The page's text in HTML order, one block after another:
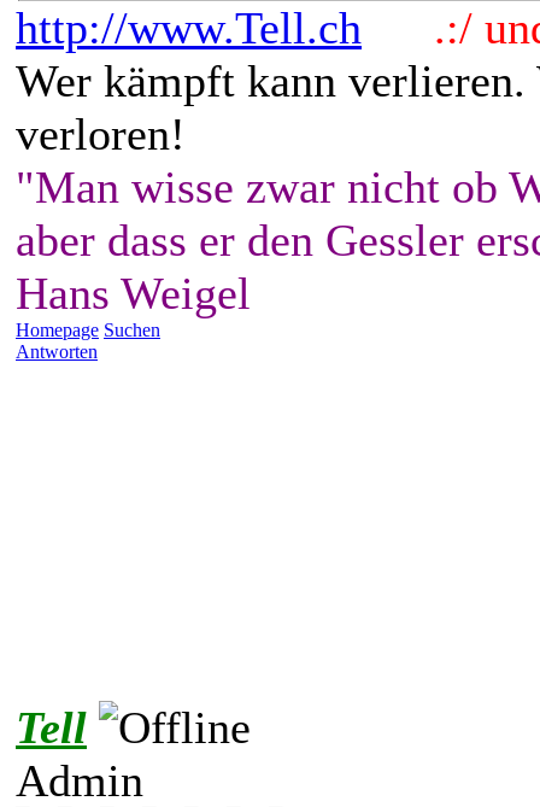
http://www.Tell.ch
.:/
Wer kämpft kann
verloren!
"Man wisse zwar nicht ob
aber dass er den Gessler
Hans Weigel
Homepage Suchen
Antworten
Tell
Admin